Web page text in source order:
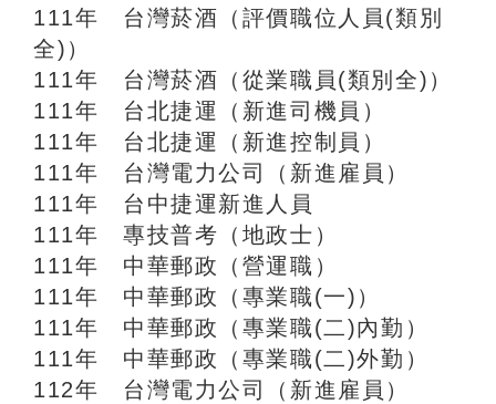
111年 台灣菸酒（評價職位人員(類別
全)）
111年 台灣菸酒（從業職員(類別全)）
111年 台北捷運（新進司機員）
111年 台北捷運（新進控制員）
111年 台灣電力公司（新進雇員）
111年 台中捷運新進人員
111年 專技普考（地政士）
111年 中華郵政（營運職）
111年 中華郵政（專業職(一)）
111年 中華郵政（專業職(二)內勤）
111年 中華郵政（專業職(二)外勤）
112年 台灣電力公司（新進雇員）